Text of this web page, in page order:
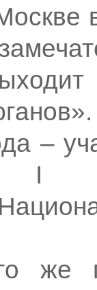
–
I
же